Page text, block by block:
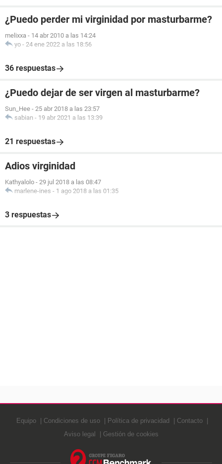
¿Puedo perder mi virginidad por masturbarme?
melixxa - 14 abr 2010 a las 14:24
yo - 24 ene 2022 a las 18:56
36 respuestas
¿Puedo dejar de ser virgen al masturbarme?
Sun_Hee - 25 abr 2018 a las 23:57
sabian - 19 abr 2021 a las 13:39
21 respuestas
Adios virginidad
Kathyalolo - 29 jul 2018 a las 08:47
marlene-ines - 1 ago 2018 a las 01:35
3 respuestas
Equipo Condiciones de uso Política de privacidad
Contacto
Aviso legal
Gestión de cookies